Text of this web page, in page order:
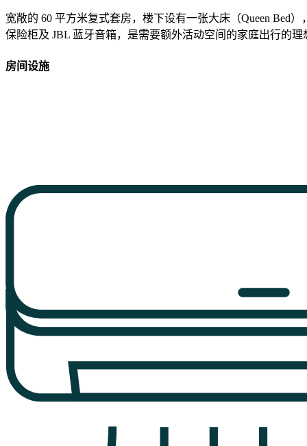
宽敞的 60 平方米复式套房，楼下设有一张大床（Queen Bed
保险柜及 JBL 蓝牙音箱，是需要额外活动空间的家庭出行的理
房间设施